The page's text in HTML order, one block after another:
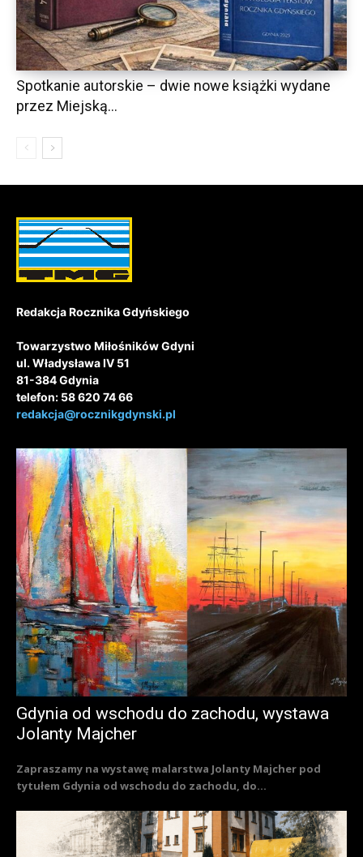
Spotkanie autorskie – dwie nowe książki wydane
przez Miejską...
Redakcja Rocznika Gdyńskiego
Towarzystwo Miłośników Gdyni
ul. Władysława IV 51
81-384 Gdynia
telefon: 58 620 74 66
redakcja@rocznikgdynski.pl
Gdynia od wschodu do zachodu, wystawa
Jolanty Majcher
Zapraszamy na wystawę malarstwa Jolanty Majcher pod
tytułem Gdynia od wschodu do zachodu, do...